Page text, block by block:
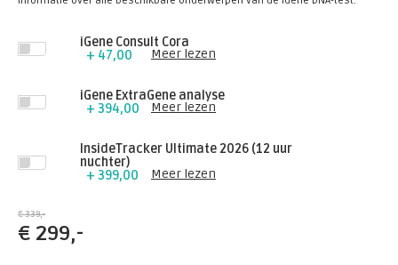
iGene Consult Cora
+ 47,00
Meer lezen
iGene ExtraGene analyse
+ 394,00
Meer lezen
InsideTracker Ultimate 2026 (12 uur
nuchter)
+ 399,00
Meer lezen
€ 339,-
€ 299,-